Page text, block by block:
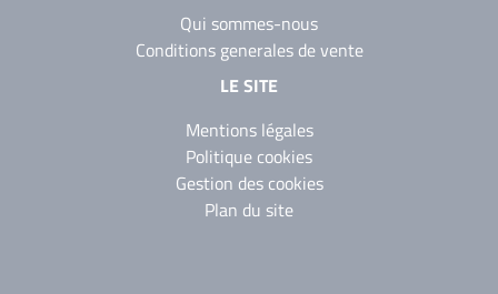
Qui sommes-nous
Conditions generales de vente
LE SITE
Mentions légales
Politique cookies
Gestion des cookies
Plan du site